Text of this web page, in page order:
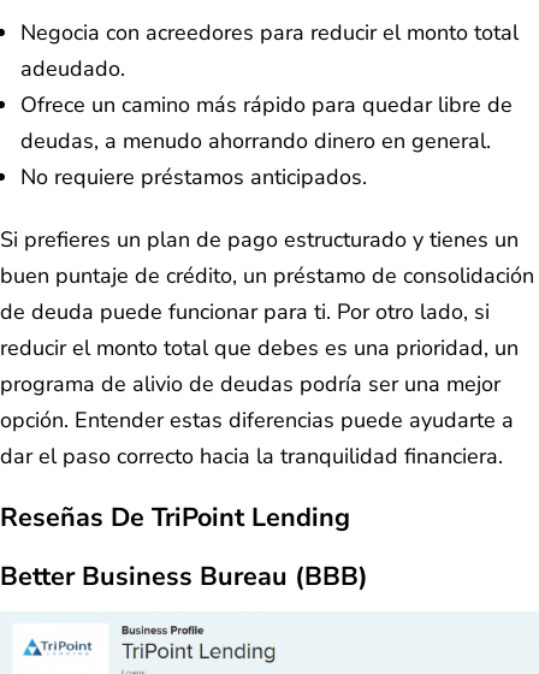
Negocia con acreedores para reducir el monto total
adeudado.
Ofrece un camino más rápido para quedar libre de
deudas, a menudo ahorrando dinero en general.
No requiere préstamos anticipados.
Si prefieres un plan de pago estructurado y tienes un
buen puntaje de crédito, un préstamo de consolidación
de deuda puede funcionar para ti. Por otro lado, si
reducir el monto total que debes es una prioridad, un
programa de alivio de deudas podría ser una mejor
opción. Entender estas diferencias puede ayudarte a
dar el paso correcto hacia la tranquilidad financiera.
Reseñas De TriPoint Lending
Better Business Bureau (BBB)